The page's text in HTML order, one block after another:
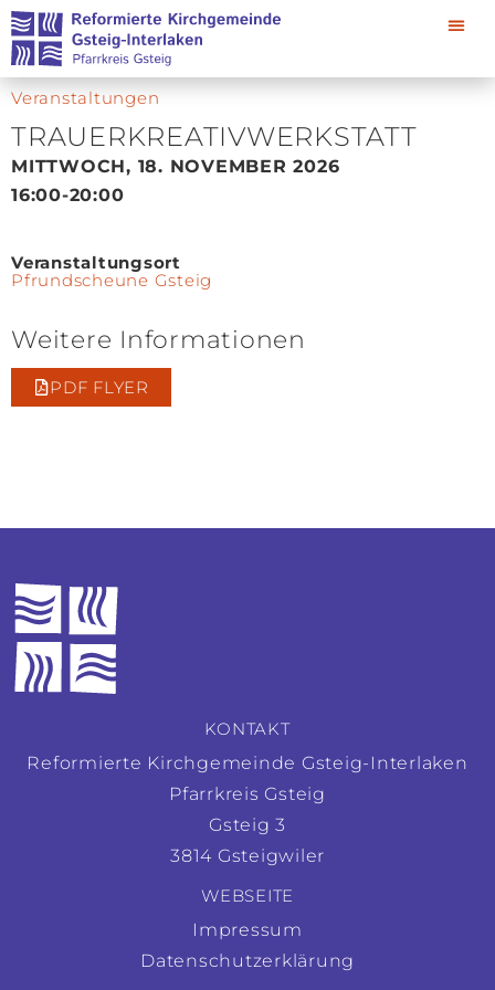
Veranstaltungen
TRAUERKREATIVWERKSTATT
MITTWOCH, 18. NOVEMBER 2026
16:00-20:00
Veranstaltungsort
Pfrundscheune Gsteig
Weitere Informationen
PDF FLYER
KONTAKT
Reformierte Kirchgemeinde Gsteig-Interlaken
Pfarrkreis Gsteig
Gsteig 3
3814 Gsteigwiler
WEBSEITE
Impressum
Datenschutzerklärung